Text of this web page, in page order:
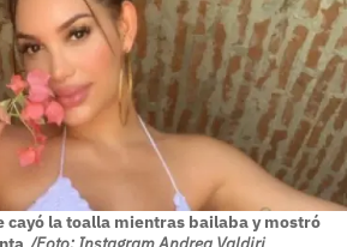
cayó la toalla mientras bailaba y mostró